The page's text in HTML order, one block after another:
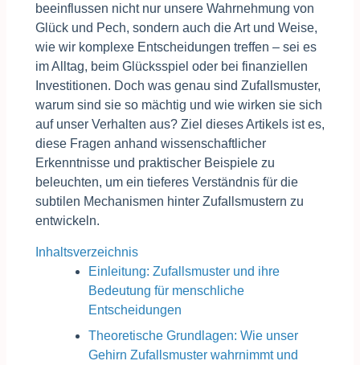
beeinflussen nicht nur unsere Wahrnehmung von
Glück und Pech, sondern auch die Art und Weise,
wie wir komplexe Entscheidungen treffen – sei es
im Alltag, beim Glücksspiel oder bei finanziellen
Investitionen. Doch was genau sind Zufallsmuster,
warum sind sie so mächtig und wie wirken sie sich
auf unser Verhalten aus? Ziel dieses Artikels ist es,
diese Fragen anhand wissenschaftlicher
Erkenntnisse und praktischer Beispiele zu
beleuchten, um ein tieferes Verständnis für die
subtilen Mechanismen hinter Zufallsmustern zu
entwickeln.
Inhaltsverzeichnis
Einleitung: Zufallsmuster und ihre
Bedeutung für menschliche
Entscheidungen
Theoretische Grundlagen: Wie unser
Gehirn Zufallsmuster wahrnimmt und